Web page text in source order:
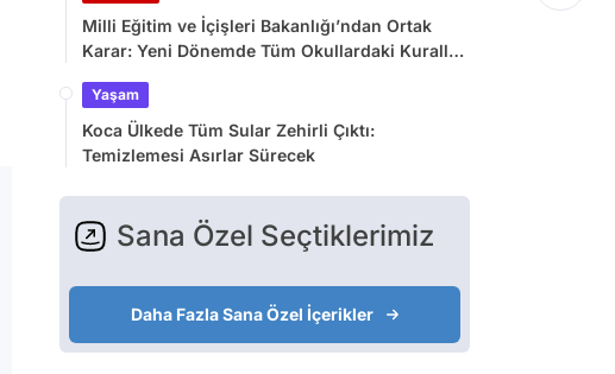
Milli Eğitim ve İçişleri Bakanlığı’ndan Ortak
Karar: Yeni Dönemde Tüm Okullardaki Kurallar
Yaşam
Koca Ülkede Tüm Sular Zehirli Çıktı:
Temizlemesi Asırlar Sürecek
Sana Özel Seçtiklerimiz
Daha Fazla Sana Özel İçerikler